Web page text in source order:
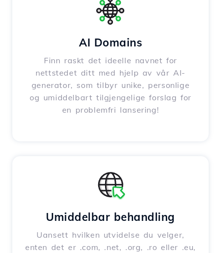
AI Domains
Finn raskt det ideelle navnet for
nettstedet ditt med hjelp av vår AI-
generator, som tilbyr unike, personlige
og umiddelbart tilgjengelige forslag for
en problemfri lansering!
Umiddelbar behandling
Uansett hvilken utvidelse du velger,
enten det er .com, .net, .org, .ro eller .eu,